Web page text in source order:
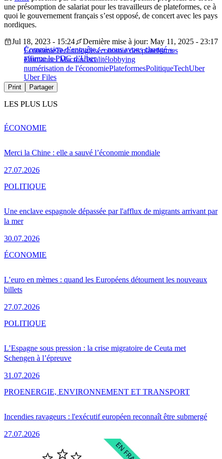
une présomption de salariat pour les travailleurs de plateformes, ce à
quoi le gouvernement français s’est opposé, de concert avec les pays
nordiques.
Commission d’enquête : « nous avons changé »,
affirme le PDG d’Uber
Jul 18, 2023 - 15:24
Dernière mise à jour: May 11, 2025 - 23:17
ÉconomieTechnologieséconomie des plateformes
Emmanuel Macronfiscalitélobbying
numérisation de l'économiePlateformesPolitiqueTechUber
Uber Files
Print Partager
LES PLUS LUS
Merci la Chine : elle a sauvé l’économie mondiale
27.07.2026
ÉCONOMIE
Une enclave espagnole dépassée par l'afflux de migrants arrivant par
la mer
30.07.2026
POLITIQUE
L’euro en mèmes : quand les Européens détournent les nouveaux
billets
27.07.2026
ÉCONOMIE
L’Espagne sous pression : la crise migratoire de Ceuta met
Schengen à l’épreuve
31.07.2026
POLITIQUE
Incendies ravageurs : l'exécutif européen reconnaît être submergé
27.07.2026
PROENERGIE, ENVIRONNEMENT ET TRANSPORT